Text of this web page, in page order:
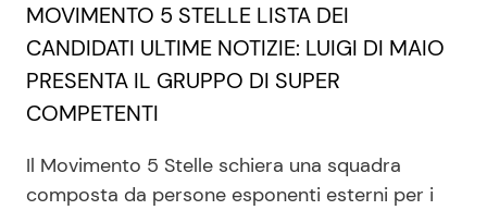
Seguici
Info
MOVIMENTO 5 STELLE LISTA DEI
CANDIDATI ULTIME NOTIZIE: LUIGI DI MAIO
PRESENTA IL GRUPPO DI SUPER
COMPETENTI
Il Movimento 5 Stelle schiera una squadra
composta da persone esponenti esterni per i